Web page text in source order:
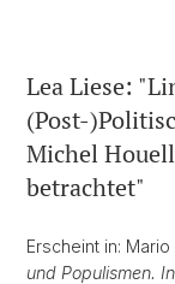
Lea Liese:
(Post-
Michel
betrachtet"
Erscheint in:
und Populismen.